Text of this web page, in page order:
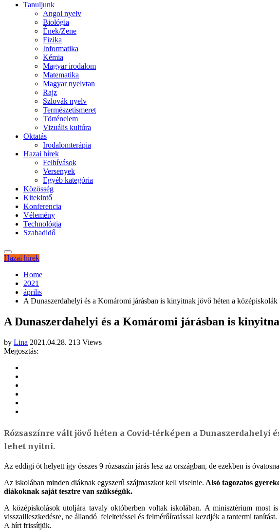
Tanuljunk
Angol nyelv
Biológia
Ének/Zene
Fizika
Informatika
Kémia
Magyar irodalom
Matematika
Magyar nyelvtan
Rajz
Szlovák nyelv
Természetismeret
Történelem
Vizuális kultúra
Oktatás
Irodalomterápia
Hazai hírek
Felhívások
Versenyek
Egyéb kategória
Közösség
Kitekintő
Konferencia
Vélemény
Technológia
Szabadidő
Hazai hírek
Home
2021
április
A Dunaszerdahelyi és a Komáromi járásban is kinyitnak jövő héten a középiskolák
A Dunaszerdahelyi és a Komáromi járásban is
by Lina 2021.04.28. 213 Views
Megosztás:
Rózsaszínre vált jövő héten a Covid-térképen a Dunaszerdahelyi
lehet nyitni.
Az eddigi öt helyett így összes 9 rózsaszín járás lesz az országban, de ezekben is
Az iskolában minden diáknak egyszerű szájmaszkot kell viselnie. Alsó tagozatos
diákoknak saját tesztre van szükségük.
A középiskolások utoljára tavaly októberben voltak iskolában. A minisztérium most
visszailleszkedésre, ne állandó feleltetéssel és felmérőíratással kezdjék a tantermi tanítást.
A hírt frissítjük.